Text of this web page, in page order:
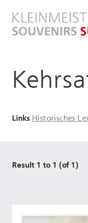
zum
Inhalt
Links Historisches
Result 1 to 1 (of 1)